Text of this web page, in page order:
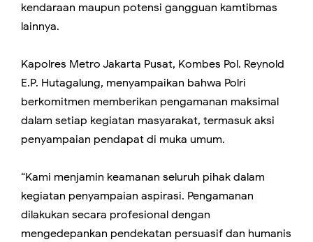
kendaraan maupun potensi gangguan kamtibmas
lainnya.
Kapolres Metro Jakarta Pusat, Kombes Pol. Reynold
E.P. Hutagalung, menyampaikan bahwa Polri
berkomitmen memberikan pengamanan maksimal
dalam setiap kegiatan masyarakat, termasuk aksi
penyampaian pendapat di muka umum.
“Kami menjamin keamanan seluruh pihak dalam
kegiatan penyampaian aspirasi. Pengamanan
dilakukan secara profesional dengan
mengedepankan pendekatan persuasif dan humanis